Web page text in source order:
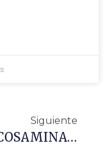
Siguiente
GLUCOSAMINA + CONDROITINA I Complex